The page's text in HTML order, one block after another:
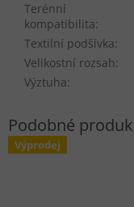
Terénní
kompatibilita:
Textilní podšívka:
Velikostní rozsah:
Výztuha:
Výprodej